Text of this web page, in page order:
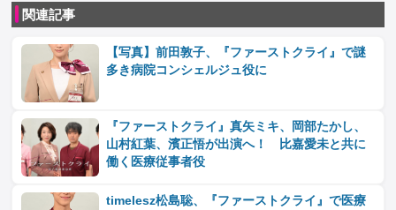
関連記事
【写真】前田敦子、『ファーストクライ』で謎
多き病院コンシェルジュ役に
『ファーストクライ』真矢ミキ、岡部たかし、
山村紅葉、濱正悟が出演へ！ 比嘉愛未と共に
働く医療従事者役
timelesz松島聡、『ファーストクライ』で医療